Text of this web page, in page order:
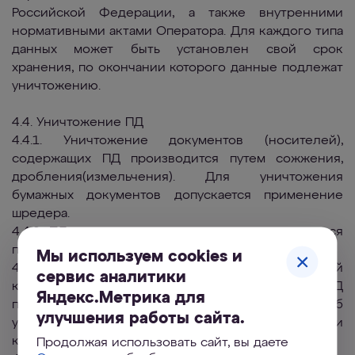
Российской Федерации, а также внутренними
нормативными актами Оператора. Для каждого типа
данных может быть установлен свой срок
хранения, по окончании которого данные подлежат
уничтожению.
4.4. Уничтожение ПД
4.4.1. Уничтожение документов (носителей),
содержащих ПД производится путем сожжения,
дробления(измельчения). Для уничтожения
бумажных документов допускается применение
шредера.
4.4.2. ПД на электронных носителях уничтожаются
путем стирания или форматирования носителя.
4.4.3. Уничтожение производится внутренней
комиссией Оператора. Факт уничтожения ПД
подтверждается документально актом об
уничтожении носителей, подписанным членами
комиссии.
Мы используем cookies и
сервис аналитики
Яндекс.Метрика для
улучшения работы сайта.
Продолжая использовать сайт, вы даете